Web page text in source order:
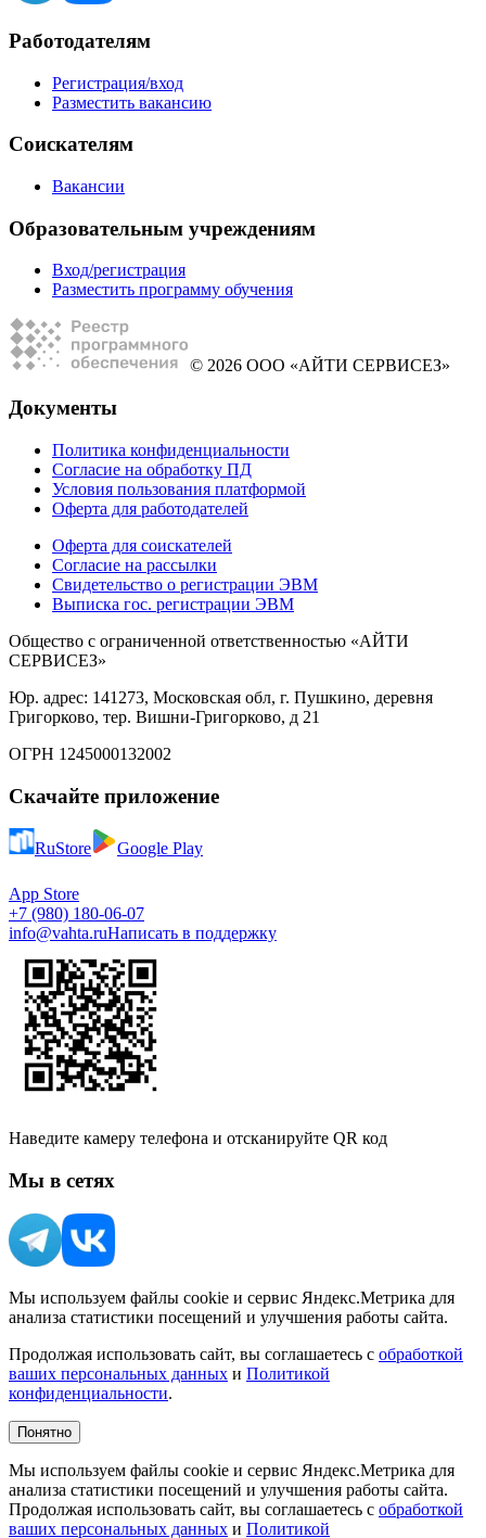
Работодателям
Регистрация/вход
Разместить вакансию
Соискателям
Вакансии
Образовательным учреждениям
Вход/регистрация
Разместить программу обучения
© 2026 ООО «АЙТИ СЕРВИСЕЗ»
Документы
Политика конфиденциальности
Согласие на обработку ПД
Условия пользования платформой
Оферта для работодателей
Оферта для соискателей
Согласие на рассылки
Свидетельство о регистрации ЭВМ
Выписка гос. регистрации ЭВМ
Общество с ограниченной ответственностью «АЙТИ
СЕРВИСЕЗ»
Юр. адрес: 141273, Московская обл, г. Пушкино, деревня
Григорково, тер. Вишни-Григорково, д 21
ОГРН 1245000132002
Скачайте приложение
RuStore Google Play
App Store
+7 (980) 180-06-07
info@vahta.ruНаписать в поддержку
Наведите камеру телефона и отсканируйте QR код
Мы в сетях
Мы используем файлы cookie и сервис Яндекс.Метрика для
анализа статистики посещений и улучшения работы сайта.
Продолжая использовать сайт, вы соглашаетесь с обработкой
ваших персональных данных и Политикой
конфиденциальности.
Понятно
Мы используем файлы cookie и сервис Яндекс.Метрика для
анализа статистики посещений и улучшения работы сайта.
Продолжая использовать сайт, вы соглашаетесь с обработкой
ваших персональных данных и Политикой